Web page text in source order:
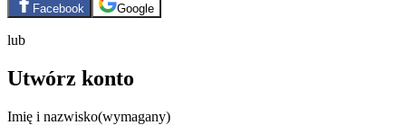
Facebook Google
lub
Utwórz konto
Imię i nazwisko(wymagany)